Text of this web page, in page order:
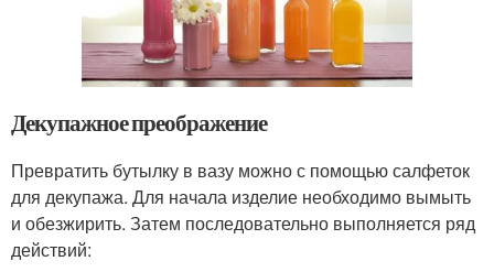
Декупажное преображение
Превратить бутылку в вазу можно с помощью салфеток
для декупажа. Для начала изделие необходимо вымыть
и обезжирить. Затем последовательно выполняется ряд
действий: